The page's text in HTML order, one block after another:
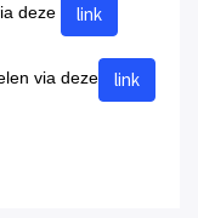
deze link
via deze link